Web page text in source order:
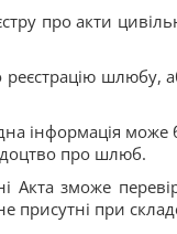
про акти
шлюбу,
інформація може
про шлюб.
Акта зможе
присутні при